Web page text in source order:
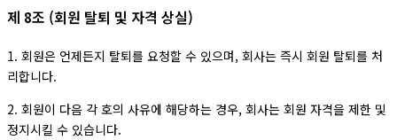
제 8조 (회원 탈퇴 및 자격 상실)
1. 회원은 언제든지 탈퇴를 요청할 수 있으며, 회사는 즉시 회원 탈퇴를 처
리합니다.
2. 회원이 다음 각 호의 사유에 해당하는 경우, 회사는 회원 자격을 제한 및
정지시킬 수 있습니다.